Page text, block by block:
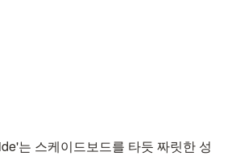
는 스케이드보드를 타듯 짜릿한 성